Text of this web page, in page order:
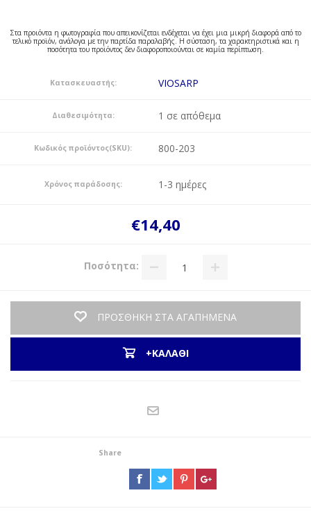
Στα προιόντα η φωτογραφία που απεικονίζεται ενδέχεται να έχει μια μικρή διαφορά από το
τελικό προϊόν, ανάλογα με την παρτίδα παραλαβής. Η σύσταση, τα χαρακτηριστικά και η
ποσότητα του προϊόντος δεν διαφοροποιούνται σε καμία περίπτωση.
Κατασκευαστής: VIOSARP
Διαθεσιμότητα: 1 σε απόθεμα
Κωδικός προϊόντος(SKU): 800-203
Χρόνος παράδοσης: 1-3 ημέρες
€14,40
Ποσότητα:
ΠΡΟΣΘΗΚΗ ΣΤΑ ΑΓΑΠΗΜΕΝΑ
+ΚΑΛΑΘΙ
Share